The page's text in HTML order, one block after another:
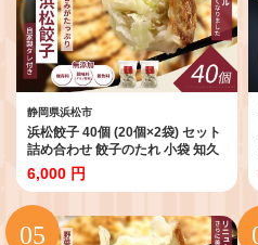
静岡県浜松市
浜松餃子 40個 (20個×2袋) セット
詰め合わせ 餃子のたれ 小袋 知久
屋 国産 ぎょうざ 餃子 ギョーザ 冷
凍餃子 冷凍ギョーザ 工場直送 ヘ
ルシー あっさり 惣菜 中華 点心 静
岡 静岡県 浜松市 【配送不可：離
島】
6,000 円